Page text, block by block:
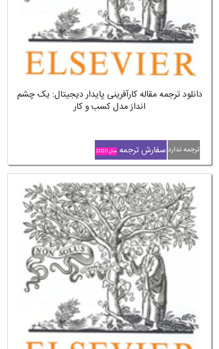
دانلود ترجمه مقاله کارآفرینی پایدار دیجیتال: یک چشم
انداز مدل کسب و کار
ترجمه ندارد سفارش ترجمه سال 2020